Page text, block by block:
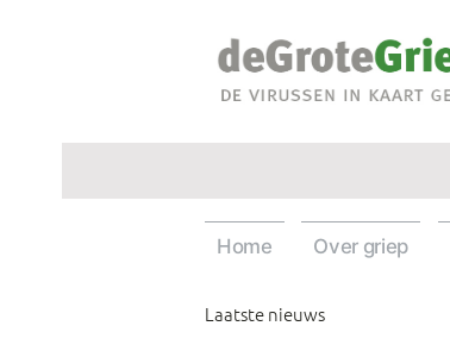
Home Over griep
Laatste nieuws